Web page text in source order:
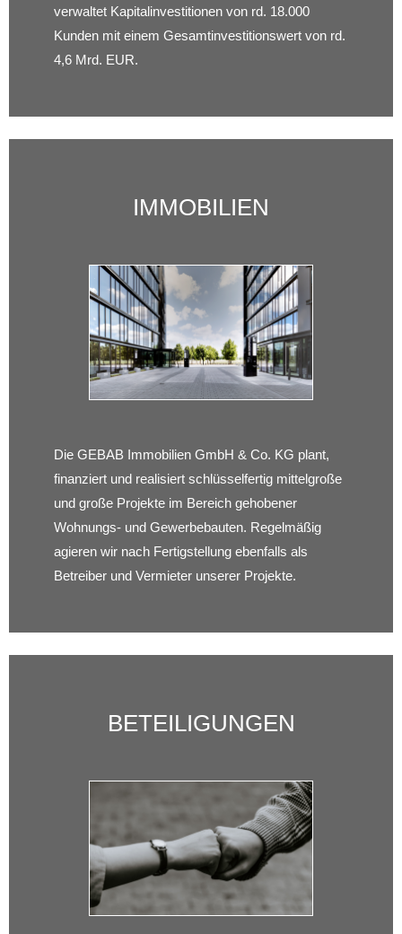
verwaltet Kapitalinvestitionen von rd. 18.000
Kunden mit einem Gesamtinvestitionswert von rd.
4,6 Mrd. EUR.
IMMOBILIEN
Die GEBAB Immobilien GmbH & Co. KG plant,
finanziert und realisiert schlüsselfertig mittelgroße
und große Projekte im Bereich gehobener
Wohnungs- und Gewerbebauten. Regelmäßig
agieren wir nach Fertigstellung ebenfalls als
Betreiber und Vermieter unserer Projekte.
BETEILIGUNGEN